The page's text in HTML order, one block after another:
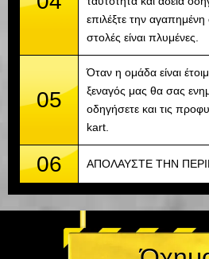
επιλέξτε την
στολές είναι πλυμένες.
05
Όταν η ομάδα είναι
ξεναγός μας θα σας
οδηγήσετε και τις
kart.
06 ΑΠΟΛΑΥΣΤΕ ΤΗΝ